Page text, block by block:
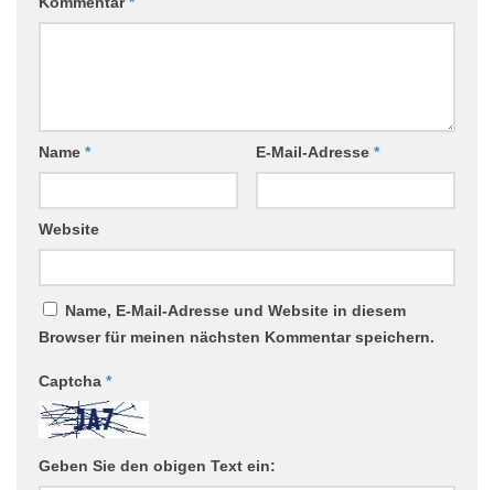
Name * E-Mail-Adresse *
Website
Name, E-Mail-Adresse und Website in diesem
Browser für meinen nächsten Kommentar speichern.
Captcha *
Geben Sie den obigen Text ein: